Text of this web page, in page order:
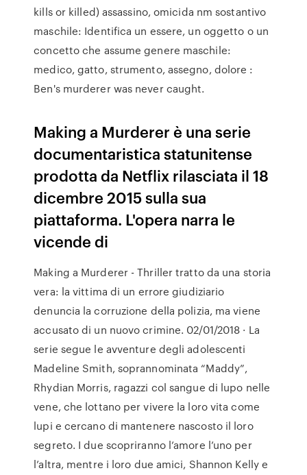
kills or killed) assassino, omicida nm sostantivo
maschile: Identifica un essere, un oggetto o un
concetto che assume genere maschile:
medico, gatto, strumento, assegno, dolore :
Ben's murderer was never caught.
Making a Murderer è una serie
documentaristica statunitense
prodotta da Netflix rilasciata il 18
dicembre 2015 sulla sua
piattaforma. L'opera narra le
vicende di
Making a Murderer - Thriller tratto da una storia
vera: la vittima di un errore giudiziario
denuncia la corruzione della polizia, ma viene
accusato di un nuovo crimine. 02/01/2018 · La
serie segue le avventure degli adolescenti
Madeline Smith, soprannominata “Maddy”,
Rhydian Morris, ragazzi col sangue di lupo nelle
vene, che lottano per vivere la loro vita come
lupi e cercano di mantenere nascosto il loro
segreto. I due scopriranno l’amore l’uno per
l’altra, mentre i loro due amici, Shannon Kelly e